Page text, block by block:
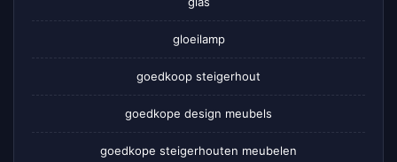
gloeilamp
goedkoop steigerhout
goedkope design meubels
goedkope steigerhouten meubelen